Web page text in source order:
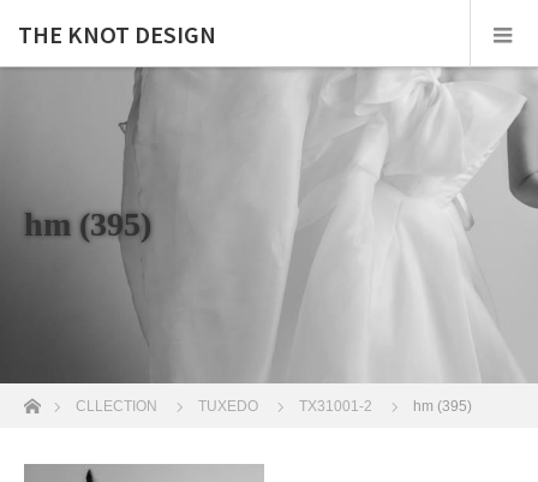
THE KNOT DESIGN
hm (395)
ホームCLLECTION TUXEDO TX31001-2 hm (395)